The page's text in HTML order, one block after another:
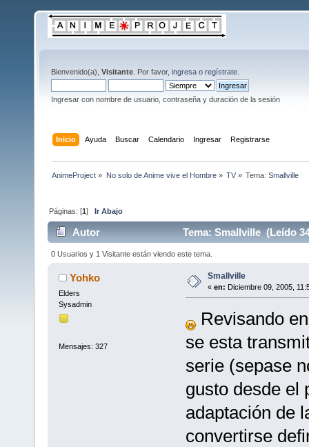
Bienvenido(a), Visitante . Por favor, ingresa o regístrate
Ingresar con nombre de usuario, contraseña y duración de la sesión
Inicio Ayuda Buscar Calendario Ingresar Registrarse
AnimeProject » No solo de Anime vive el Hombre» TV» Tema:Smallville
Páginas: [1]Ir Abajo
Autor Tema: Smallville (Leído
0 Usuarios y 1 Visitante están viendo este tema.
Yohko
Elders
Sysadmin
Mensajes: 327
Smallville
« en: Diciembre 09, 2005,
Revisando
se esta
serie (sepase
gusto desde el
adaptación de
convertirse